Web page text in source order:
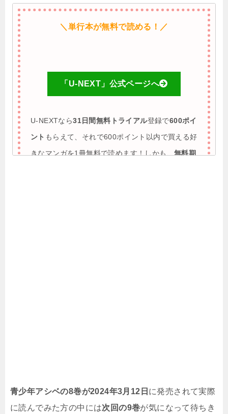
＼単行本が無料で読める！／
「U-NEXT」公式ページへ
U-NEXTなら31日間無料トライアル登録で600ポイ
ント もらえて、それで600ポイント以内で買える好
きなマンガを1冊無料で読めます！しかも、無料期
青少年アシベの8巻が2024年3月12日 に発売されて実際
に読んでみた方の中には次回の9巻が気になって待ちき